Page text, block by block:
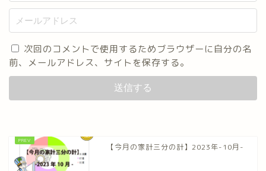
次回のコメントで使用するためブラウザーに自分の名
前、メールアドレス、サイトを保存する。
【今月の家計三分の計】2023年-10月-